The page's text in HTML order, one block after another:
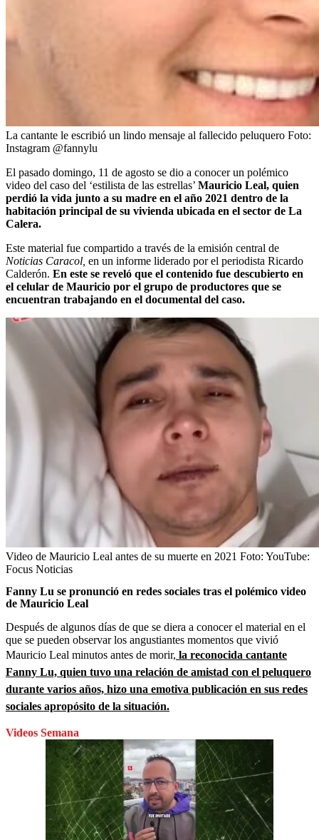
La cantante le escribió un lindo mensaje al fallecido peluquero Foto:
Instagram @fannylu
El pasado domingo, 11 de agosto se dio a conocer un polémico
video del caso del ‘estilista de las estrellas’ Mauricio Leal, quien
perdió la vida junto a su madre en el año 2021 dentro de la
habitación principal de su vivienda ubicada en el sector de La
Calera.
Este material fue compartido a través de la emisión central de
Noticias Caracol, en un informe liderado por el periodista Ricardo
Calderón. En este se reveló que el contenido fue descubierto en
el celular de Mauricio por el grupo de productores que se
encuentran trabajando en el documental del caso.
Video de Mauricio Leal antes de su muerte en 2021 Foto: YouTube:
Focus Noticias
Fanny Lu se pronunció en redes sociales tras el polémico video
de Mauricio Leal
Después de algunos días de que se diera a conocer el material en el
que se pueden observar los angustiantes momentos que vivió
Mauricio Leal minutos antes de morir, la reconocida cantante
Fanny Lu, quien tuvo una relación de amistad con el peluquero
durante varios años, hizo una emotiva publicación en sus redes
sociales apropósito de la situación.
Videos Semana